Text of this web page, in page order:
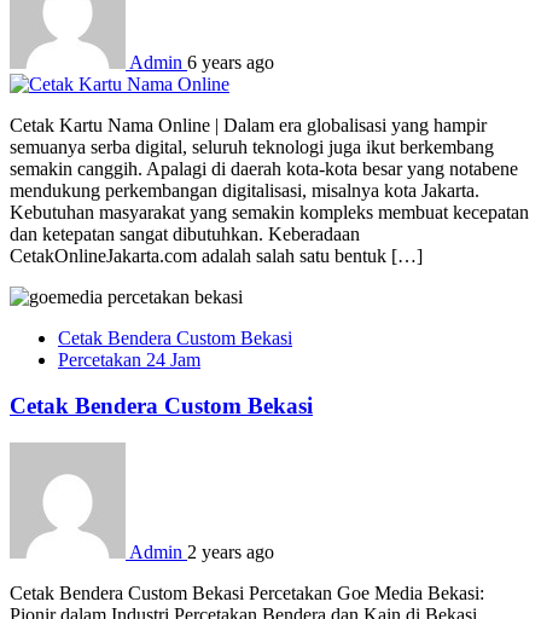
Admin 6 years ago
Cetak Kartu Nama Online | Dalam era globalisasi yang hampir
semuanya serba digital, seluruh teknologi juga ikut berkembang
semakin canggih. Apalagi di daerah kota-kota besar yang notabene
mendukung perkembangan digitalisasi, misalnya kota Jakarta.
Kebutuhan masyarakat yang semakin kompleks membuat kecepatan
dan ketepatan sangat dibutuhkan. Keberadaan
CetakOnlineJakarta.com adalah salah satu bentuk […]
Cetak Bendera Custom Bekasi
Percetakan 24 Jam
Cetak Bendera Custom Bekasi
Admin 2 years ago
Cetak Bendera Custom Bekasi Percetakan Goe Media Bekasi:
Pionir dalam Industri Percetakan Bendera dan Kain di Bekasi